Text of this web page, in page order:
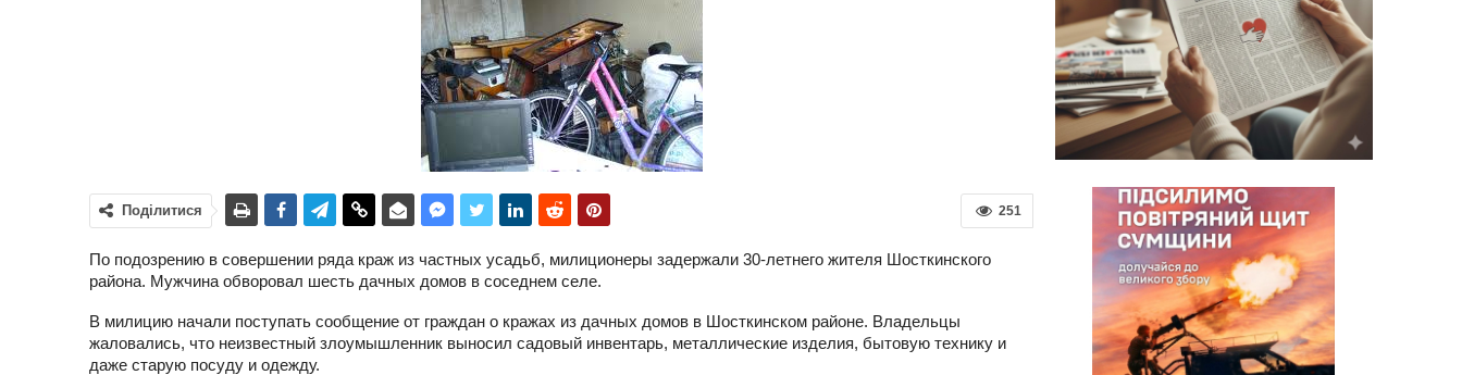
251
Поділитися
По подозрению в совершении ряда краж из частных усадьб, милиционеры задержали 30-летнего жителя Шосткинского
района. Мужчина обворовал шесть дачных домов в соседнем селе.
В милицию начали поступать сообщение от граждан о кражах из дачных домов в Шосткинском районе. Владельцы
жаловались, что неизвестный злоумышленник выносил садовый инвентарь, металлические изделия, бытовую технику и
даже старую посуду и одежду.